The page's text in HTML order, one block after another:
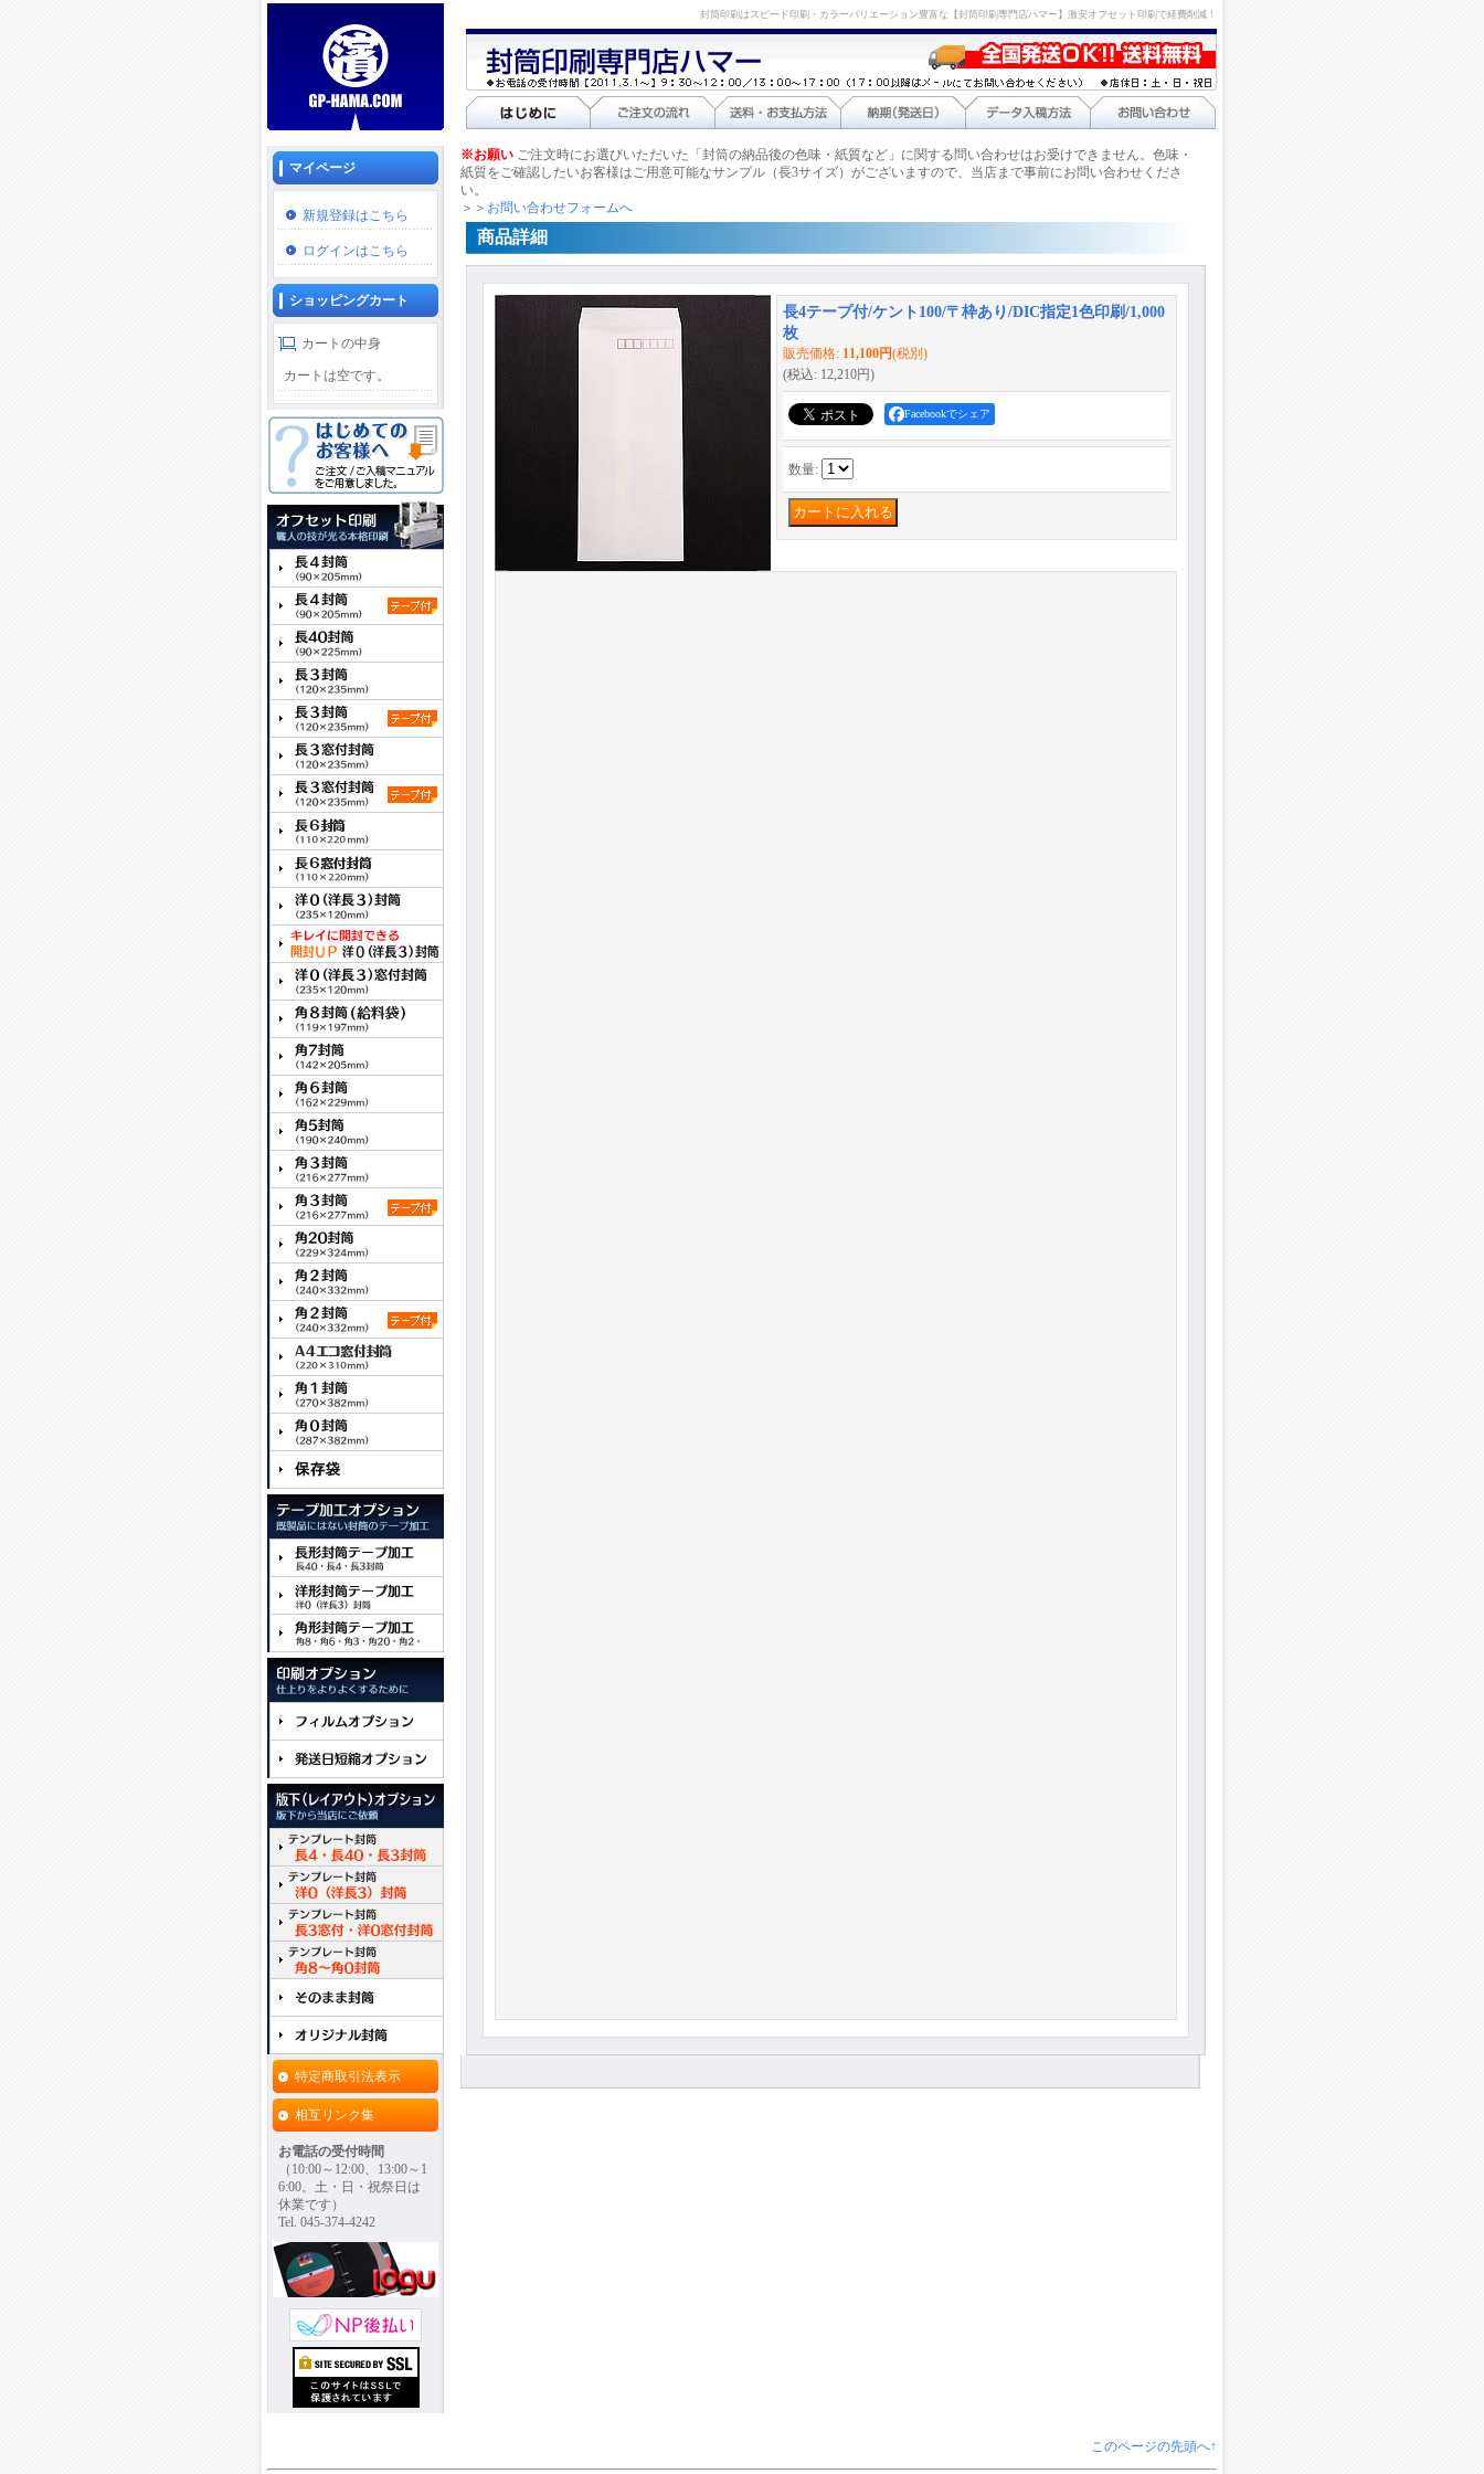
封筒印刷はスピード印刷・カラーバリエーション豊富な【封筒印刷専門店ハマー】激安オフセット印刷で経費削減！
マイページ
新規登録はこちら
ログインはこちら
ショッピングカート
カートの中身
カートは空です。
特定商取引法表示
相互リンク集
お電話の受付時間
（10:00～12:00、13:00～1
6:00。土・日・祝祭日は
休業です）
Tel. 045-374-4242
※お願い ご注文時にお選びいただいた「封筒の納品後の色味・紙質など」に関する問い合わせはお受けできません。色味・
紙質をご確認したいお客様はご用意可能なサンプル（長3サイズ）がございますので、当店まで事前にお問い合わせくださ
い。
＞＞ お問い合わせフォームへ
商品詳細
長4テープ付/ケント100/〒枠あり/DIC指定1色印刷/1,000
枚
販売価格: 11,100円(税別)
(税込: 12,210円)
Facebookでシェア
数量:
このページの先頭へ↑